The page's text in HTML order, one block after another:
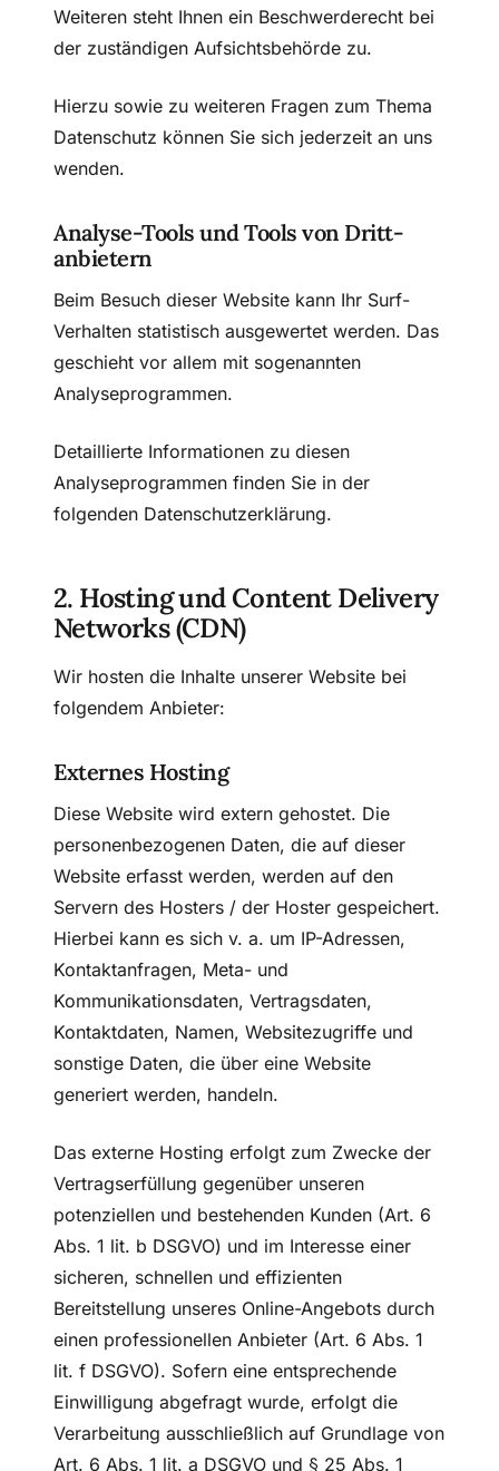
Weiteren steht Ihnen ein Beschwerderecht bei
der zuständigen Aufsichtsbehörde zu.
Hierzu sowie zu weiteren Fragen zum Thema
Datenschutz können Sie sich jederzeit an uns
wenden.
Analyse-Tools und Tools von Dritt­
anbietern
Beim Besuch dieser Website kann Ihr Surf-
Verhalten statistisch ausgewertet werden. Das
geschieht vor allem mit sogenannten
Analyseprogrammen.
Detaillierte Informationen zu diesen
Analyseprogrammen finden Sie in der
folgenden Datenschutzerklärung.
2. Hosting und Content Delivery
Networks (CDN)
Wir hosten die Inhalte unserer Website bei
folgendem Anbieter:
Externes Hosting
Diese Website wird extern gehostet. Die
personenbezogenen Daten, die auf dieser
Website erfasst werden, werden auf den
Servern des Hosters / der Hoster gespeichert.
Hierbei kann es sich v. a. um IP-Adressen,
Kontaktanfragen, Meta- und
Kommunikationsdaten, Vertragsdaten,
Kontaktdaten, Namen, Websitezugriffe und
sonstige Daten, die über eine Website
generiert werden, handeln.
Das externe Hosting erfolgt zum Zwecke der
Vertragserfüllung gegenüber unseren
potenziellen und bestehenden Kunden (Art. 6
Abs. 1 lit. b DSGVO) und im Interesse einer
sicheren, schnellen und effizienten
Bereitstellung unseres Online-Angebots durch
einen professionellen Anbieter (Art. 6 Abs. 1
lit. f DSGVO). Sofern eine entsprechende
Einwilligung abgefragt wurde, erfolgt die
Verarbeitung ausschließlich auf Grundlage von
Art. 6 Abs. 1 lit. a DSGVO und § 25 Abs. 1